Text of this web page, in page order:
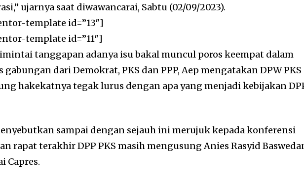
ujarnya saat diwawancarai, Sabtu (02/09/2023).
template id=”13″]
template id=”11″]
tanggapan adanya isu bakal muncul poros keempat dalam
gabungan dari Demokrat, PKS dan PPP, Aep mengatakan DPW PKS
hakekatnya tegak lurus dengan apa yang menjadi kebijakan
sampai dengan sejauh ini merujuk kepada konferensi
rapat terakhir DPP PKS masih mengusung Anies Rasyid
Capres.